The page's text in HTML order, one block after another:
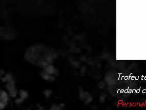
Trofeu
redand